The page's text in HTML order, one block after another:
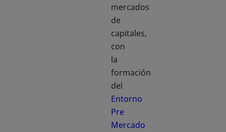
mercados
de
capitales,
con
la
formación
del
Entorno
Pre
Mercado